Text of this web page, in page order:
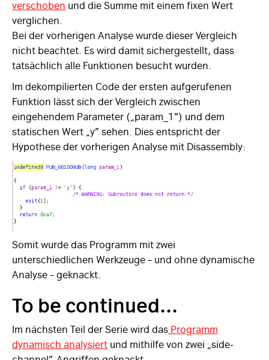
verschoben und die Summe mit einem fixen Wert
verglichen.
Bei der vorherigen Analyse wurde dieser Vergleich
nicht beachtet. Es wird damit sichergestellt, dass
tatsächlich alle Funktionen besucht wurden.
Im dekompilierten Code der ersten aufgerufenen
Funktion lässt sich der Vergleich zwischen
eingehendem Parameter („param_1”) und dem
statischen Wert „y” sehen. Dies entspricht der
Hypothese der vorherigen Analyse mit Disassembly:
Somit wurde das Programm mit zwei
unterschiedlichen Werkzeuge – und ohne dynamische
Analyse – geknackt.
To be continued...
Im nächsten Teil der Serie wird das Programm
dynamisch analysiert und mithilfe von zwei „side-